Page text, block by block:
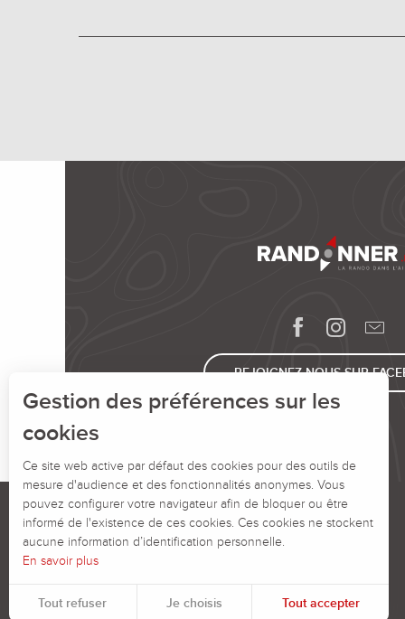
REJOIGNEZ-NOUS SUR
Gestion des préférences sur les
cookies
Ce site web active par défaut des cookies pour des outils de
mesure d'audience et des fonctionnalités anonymes. Vous
pouvez configurer votre navigateur afin de bloquer ou être
informé de l'existence de ces cookies. Ces cookies ne stockent
aucune information d’identification personnelle.
En savoir plus
Tout refuser Je choisis Tout accepter